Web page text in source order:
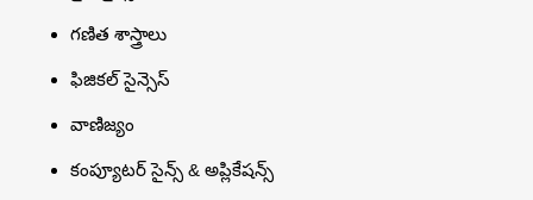
గణిత శాస్త్రాలు
ఫిజికల్ సైన్సెస్
వాణిజ్యం
కంప్యూటర్ సైన్స్ & అప్లికేషన్స్